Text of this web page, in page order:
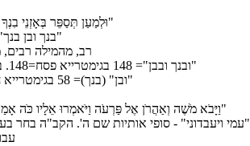
"וּלְמַעַן תְּסַפֵּר בְּאָזְנֵי
"בנך ובן בנך"= 202 בגימטרייא
רב, מהמילה רבים,
"ובנך ובבן"= 148 בגימטרייא פסח=148. בפסח קוראים את ההגדה ומספרים את נס יציאת מצרים.
"ובן" (בנך)= 58 בגימטרייא חן= 58. ובן בנך, זהו הנכד שיש בו חן מיוחד.
"וַיָּבֹא מֹשֶׁה וְאַהֲרֹן אֶל פַּרְעֹה וַיֹּאמְרוּ אֵלָיו כֹּה
"עמי ויעבדוני" - סופי אותיות שם ה'. הקב"ה בחר